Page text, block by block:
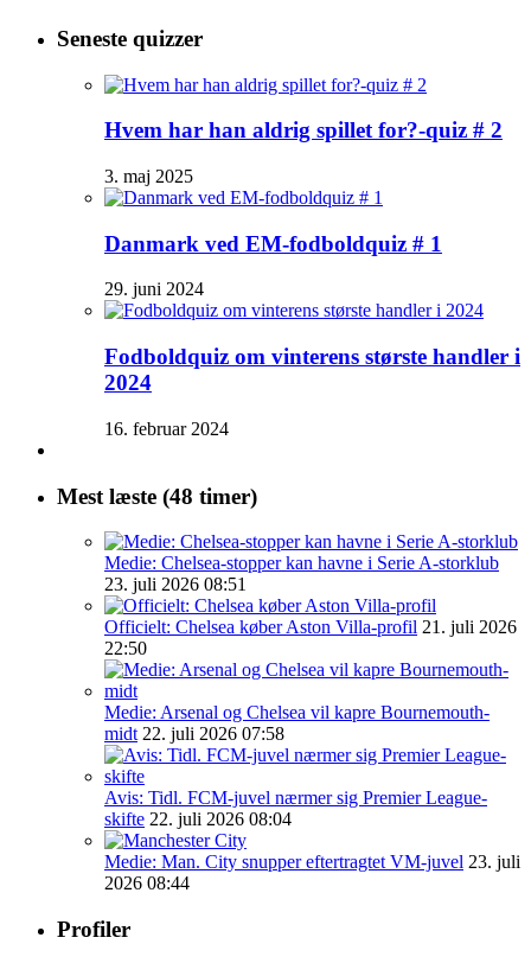
Seneste quizzer
Hvem har han aldrig spillet for?-quiz # 2
3. maj 2025
Danmark ved EM-fodboldquiz # 1
29. juni 2024
Fodboldquiz om vinterens største handler i
2024
16. februar 2024
Mest læste (48 timer)
Medie: Chelsea-stopper kan havne i Serie A-storklub
23. juli 2026 08:51
Officielt: Chelsea køber Aston Villa-profil 21. juli 2026
22:50
Medie: Arsenal og Chelsea vil kapre Bournemouth-
midt 22. juli 2026 07:58
Avis: Tidl. FCM-juvel nærmer sig Premier League-
skifte 22. juli 2026 08:04
Medie: Man. City snupper eftertragtet VM-juvel 23. juli
2026 08:44
Profiler